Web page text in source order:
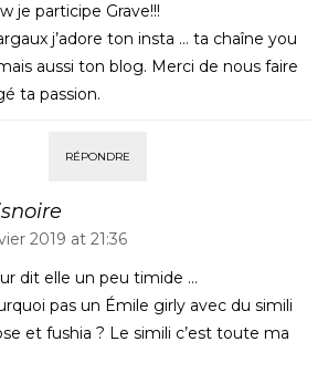
je participe Grave!!!
j’adore ton insta … ta chaîne you
aussi ton blog. Merci de nous faire
ta passion.
RÉPONDRE
2019 at 21:36
dit elle un peu timide …
pas un Émile girly avec du simili
et fushia ? Le simili c’est toute ma